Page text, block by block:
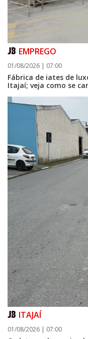
EMPREGO
01/08/2026 | 07:00
Fábrica de iates de
Itajaí; veja como se
ITAJAÍ
01/08/2026 | 07:00